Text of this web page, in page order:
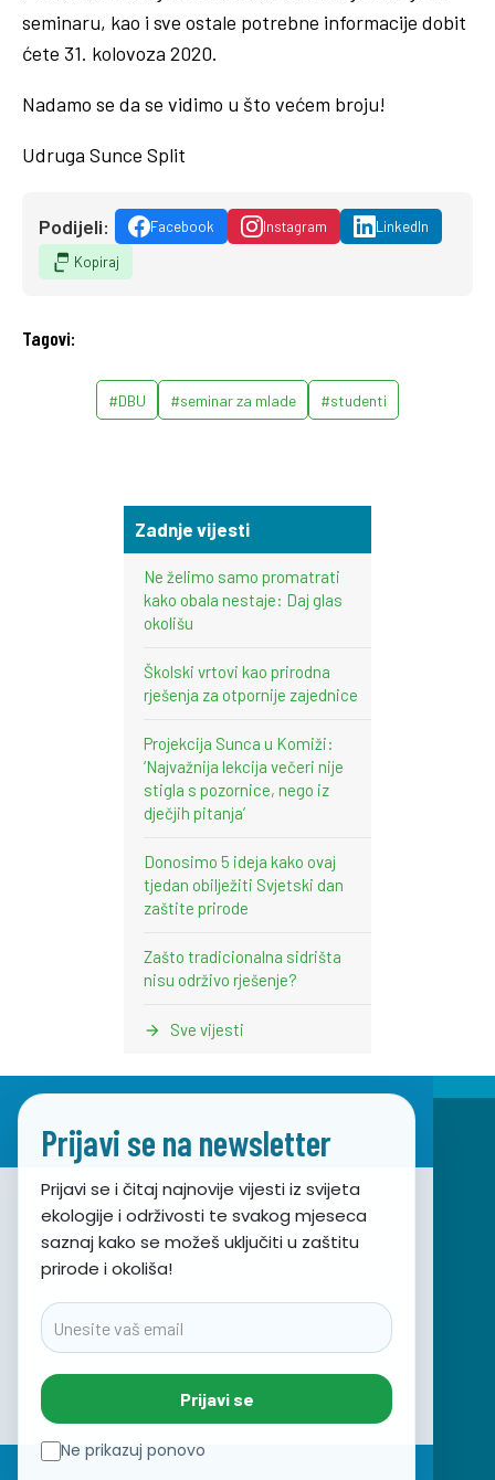
seminaru, kao i sve ostale potrebne informacije dobit
ćete 31. kolovoza 2020.
Nadamo se da se vidimo u što većem broju!
Udruga Sunce Split
Podijeli: Facebook Instagram
LinkedIn
Kopiraj
Tagovi:
#DBU #seminar za mlade #studenti
Zadnje vijesti
Ne želimo samo promatrati
kako obala nestaje: Daj glas
okolišu
Školski vrtovi kao prirodna
rješenja za otpornije zajednice
Projekcija Sunca u Komiži:
‘Najvažnija lekcija večeri nije
stigla s pozornice, nego iz
dječjih pitanja’
Donosimo 5 ideja kako ovaj
tjedan obilježiti Svjetski dan
zaštite prirode
Zašto tradicionalna sidrišta
nisu održivo rješenje?
Sve vijesti
Prijavi se na newsletter
Prijavi se i čitaj najnovije vijesti iz svijeta
ekologije i održivosti te svakog mjeseca
saznaj kako se možeš uključiti u zaštitu
prirode i okoliša!
Email
Prijavi se
Ne prikazuj ponovo
Udruga za prirodu, okoliš i održivi razvoj Sunce
Obala hrvatskog narodnog preporoda 7
21000 Split, Hrvatska
email:info@sunce-st.org
Tel: +385.21.360779
Fax: +385.21.317254